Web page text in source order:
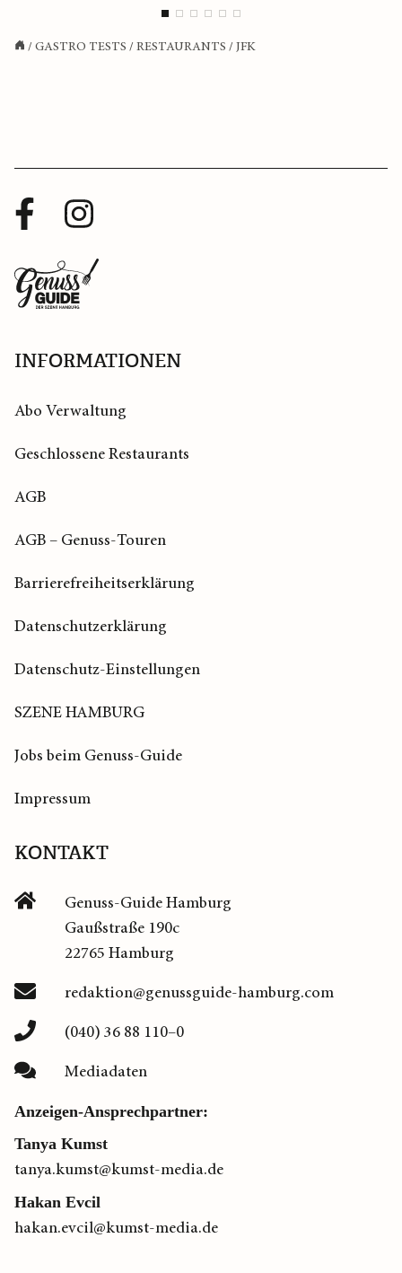
/ GASTRO TESTS / RESTAURANTS / JFK
Facebook
Profil
Instagram
Zurück
zur
INFORMATIONEN
Abo Verwaltung
Geschlossene Restaurants
AGB
AGB – Genuss-Touren
Barrierefreiheitserklärung
Datenschutzerklärung
Datenschutz-Einstellungen
SZENE HAMBURG
Jobs beim Genuss-Guide
Impressum
KONTAKT
Genuss-Guide Hamburg
Gaußstraße 190c
22765 Hamburg
redaktion@genussguide-hamburg.com
(040) 36 88 110–0
Mediadaten
Anzeigen-Ansprechpartner:
Tanya Kumst
tanya.kumst@kumst-media.de
Hakan Evcil
hakan.evcil@kumst-media.de